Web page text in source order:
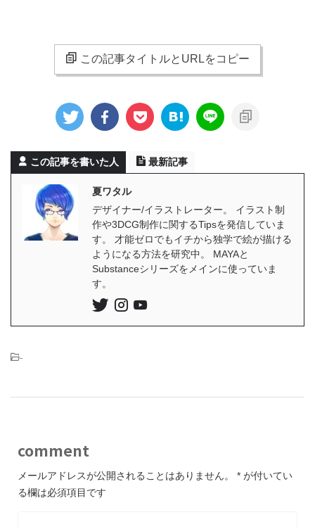
この記事タイトルとURLをコピー
この記事を書いた人 最新記事
夏ワタル
デザイナー/イラストレーター。 イラスト制
作や3DCG制作に関するTipsを発信していま
す。 才能ゼロでもイチから独学で絵が描ける
ようになる方法を研究中。 MAYAと
Substanceシリーズをメインに使っていま
す。
-
comment
メールアドレスが公開されることはありません。 * が付いてい
る欄は必須項目です